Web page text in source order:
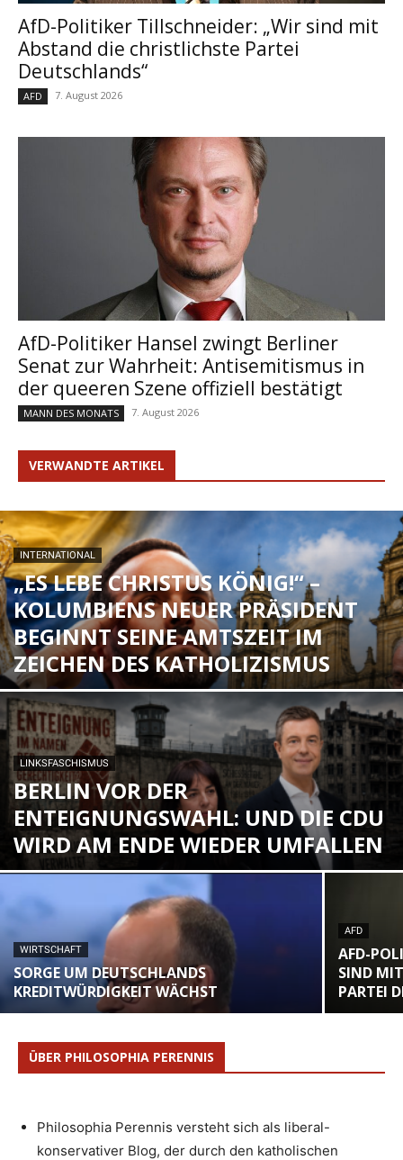
AfD-Politiker Tillschneider: „Wir sind mit
Abstand die christlichste Partei
Deutschlands“
AFD 7. August 2026
AfD-Politiker Hansel zwingt Berliner
Senat zur Wahrheit: Antisemitismus in
der queeren Szene offiziell bestätigt
MANN DES MONATS 7. August 2026
VERWANDTE ARTIKEL
INTERNATIONAL
„ES LEBE CHRISTUS KÖNIG!“ –
KOLUMBIENS NEUER PRÄSIDENT
BEGINNT SEINE AMTSZEIT IM
ZEICHEN DES KATHOLIZISMUS
LINKSFASCHISMUS
BERLIN VOR DER
ENTEIGNUNGSWAHL: UND DIE CDU
WIRD AM ENDE WIEDER UMFALLEN
WIRTSCHAFT
SORGE UM DEUTSCHLANDS
KREDITWÜRDIGKEIT WÄCHST
AFD
AFD-
SIND
PARTEI
ÜBER PHILOSOPHIA PERENNIS
Philosophia Perennis versteht sich als liberal-
konservativer Blog, der durch den katholischen